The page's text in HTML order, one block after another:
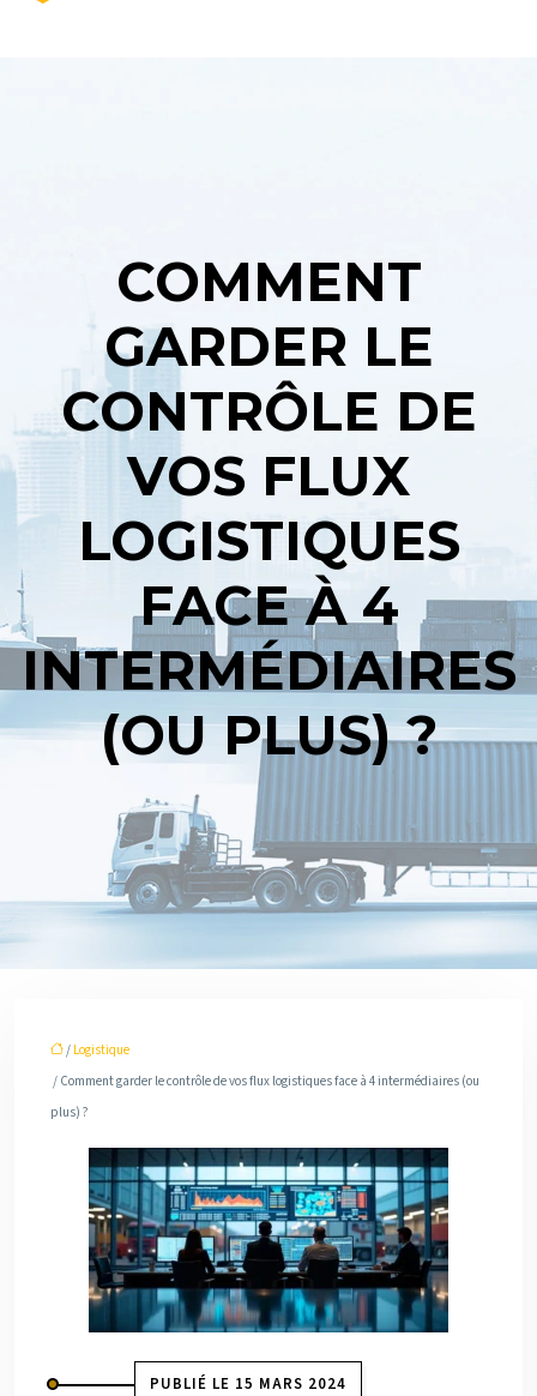
COMMENT
GARDER LE
CONTRÔLE DE
VOS FLUX
LOGISTIQUES
FACE À 4
INTERMÉDIAIRES
(OU PLUS) ?
/ Logistique
/ Comment garder le contrôle de vos flux logistiques face à 4 intermédiaires (ou
plus) ?
PUBLIÉ LE 15 MARS 2024